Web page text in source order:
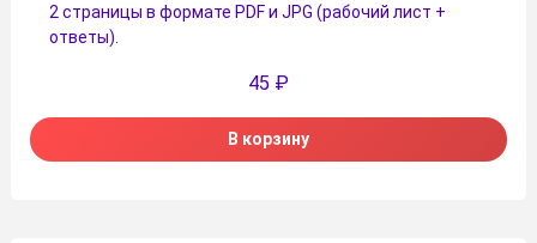
2 страницы в формате PDF и JPG (рабочий лист +
ответы).
45 ₽
В корзину